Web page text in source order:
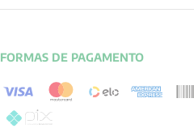
FORMAS DE PAGAMENTO